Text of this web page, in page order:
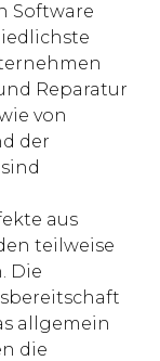
Software
Reparatur
von
der
aus
teilweise
Die
allgemein
die